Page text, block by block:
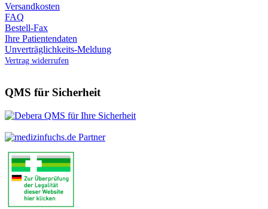
Versandkosten
FAQ
Bestell-Fax
Ihre Patientendaten
Unverträglichkeits-Meldung
Vertrag widerrufen
QMS für Sicherheit